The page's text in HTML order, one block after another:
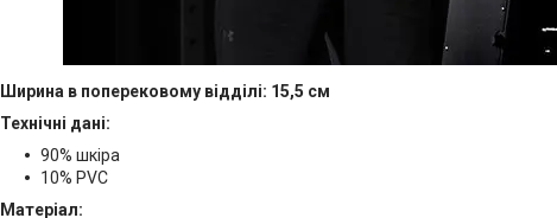
Ширина в поперековому відділі: 15,5 см
Технічні дані:
90% шкіра
10% PVC
Матеріал: